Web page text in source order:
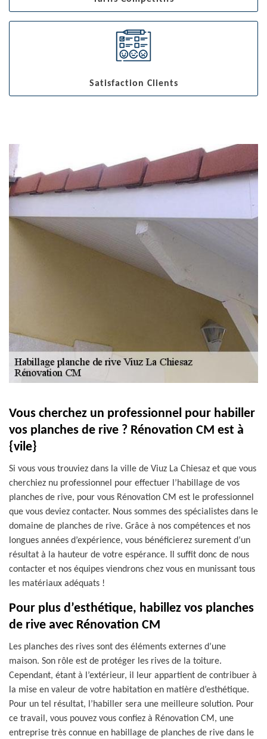
Satisfaction Clients
Vous cherchez un professionnel pour habiller
vos planches de rive ? Rénovation CM est à
{vile}
Si vous vous trouviez dans la ville de Viuz La Chiesaz et que vous
cherchiez nu professionnel pour effectuer l’habillage de vos
planches de rive, pour vous Rénovation CM est le professionnel
que vous deviez contacter. Nous sommes des spécialistes dans le
domaine de planches de rive. Grâce à nos compétences et nos
longues années d’expérience, vous bénéficierez surement d’un
résultat à la hauteur de votre espérance. Il suffit donc de nous
contacter et nos équipes viendrons chez vous en munissant tous
les matériaux adéquats !
Pour plus d’esthétique, habillez vos planches
de rive avec Rénovation CM
Les planches des rives sont des éléments externes d’une
maison. Son rôle est de protéger les rives de la toiture.
Cependant, étant à l’extérieur, il leur appartient de contribuer à
la mise en valeur de votre habitation en matière d’esthétique.
Pour un tel résultat, l’habiller sera une meilleure solution. Pour
ce travail, vous pouvez vous confiez à Rénovation CM, une
entreprise très connue en habillage de planches de rive dans le